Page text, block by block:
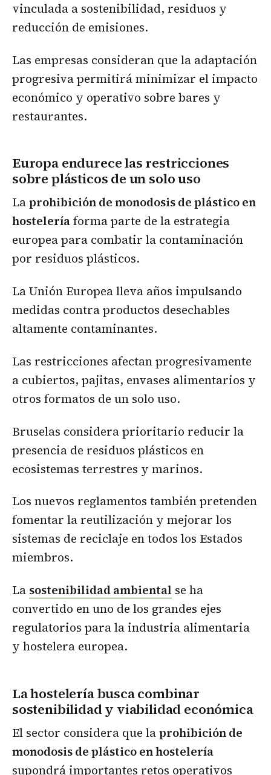
vinculada a sostenibilidad, residuos y
reducción de emisiones.
Las empresas consideran que la adaptación
progresiva permitirá minimizar el impacto
económico y operativo sobre bares y
restaurantes.
Europa endurece las restricciones
sobre plásticos de un solo uso
Laprohibición de monodosis de plástico en
hosteleríaforma parte de la estrategia
europea para combatir la contaminación
por residuos plásticos.
La Unión Europea lleva años impulsando
medidas contra productos desechables
altamente contaminantes.
Las restricciones afectan progresivamente
a cubiertos, pajitas, envases alimentarios y
otros formatos de un solo uso.
Bruselas considera prioritario reducir la
presencia de residuos plásticos en
ecosistemas terrestres y marinos.
Los nuevos reglamentos también pretenden
fomentar la reutilización y mejorar los
sistemas de reciclaje en todos los Estados
miembros.
La sostenibilidad ambiental se ha
convertido en uno de los grandes ejes
regulatorios para la industria alimentaria
y hostelera europea.
La hostelería busca combinar
sostenibilidad y viabilidad económica
El sector considera que laprohibición de
monodosis de plástico en hostelería
supondrá importantes retos operativos